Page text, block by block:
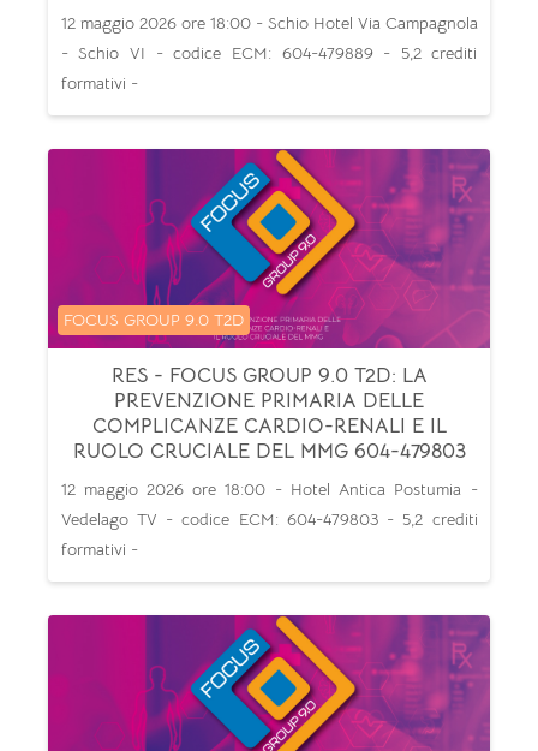
12 maggio 2026 ore 18:00 - Schio Hotel Via Campagnola
- Schio VI - codice ECM: 604-479889 - 5,2 crediti
formativi -
RES - FOCUS GROUP 9.0 T2D: LA
PREVENZIONE PRIMARIA DELLE
COMPLICANZE CARDIO-RENALI E IL
RUOLO CRUCIALE DEL MMG 604-479803
Categoria di corsi
FOCUS GROUP 9.0 T2D
12 maggio 2026 ore 18:00 - Hotel Antica Postumia -
Vedelago TV - codice ECM: 604-479803 - 5,2 crediti
formativi -